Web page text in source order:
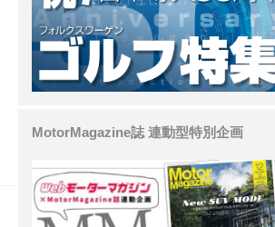
MotorMagazine誌 連動型特別企画